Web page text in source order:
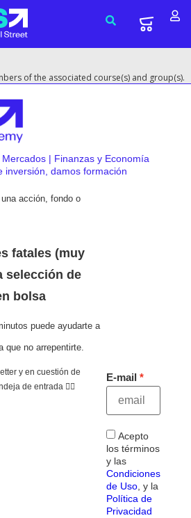
of the associated course(s) and group(s).
| Finanzas y Economía
inversión, damos formación
acción, fondo o
fatales (muy
selección de
bolsa
puede ayudarte a
que no arrepentirte.
y en cuestión de
de entrada 👇🏻
E-mail
Acepto
los términos
y las
Condiciones
de Uso, y la
Política de
Privacidad